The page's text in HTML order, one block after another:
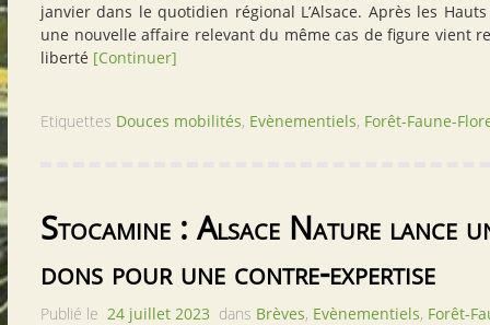
janvier dans le quotidien régional L’Alsace. Après les
une nouvelle affaire relevant du même cas de figure vient
liberté [Continuer]
Etiquettes Douces mobilités, Evènementiels, Forêt-Faune-
Stocamine : Alsace Nature lance
dons pour une contre-expertise
Publié le 24 juillet 2023 dans Brèves, Evènementiels, Forêt-